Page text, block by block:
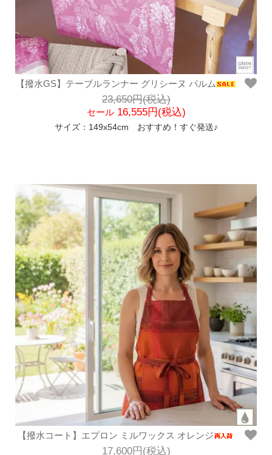
【撥水GS】テーブルランナー グリシーヌ パルム
23,650円(税込)
セール16,555円(税込)
サイズ：149x54cm おすすめ！すぐ発送♪
【撥水コート】エプロン ミルワックス オレンジ
17,600円(税込)